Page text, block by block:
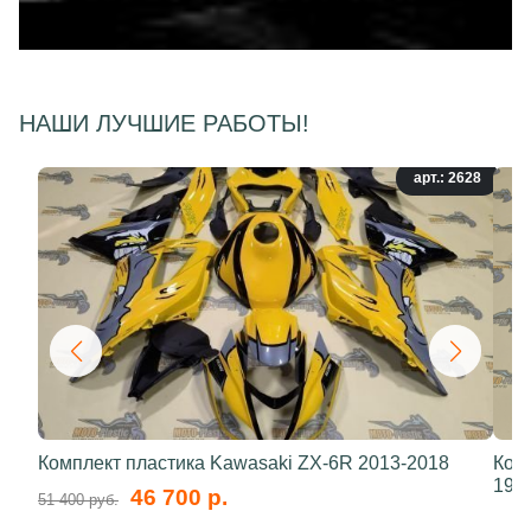
НАШИ ЛУЧШИЕ РАБОТЫ!
арт.: 2628
Комплект пластика Kawasaki ZX-6R 2013-2018
51 400 руб. 46 700 р.